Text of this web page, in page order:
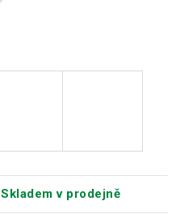
Skladem v prodejně